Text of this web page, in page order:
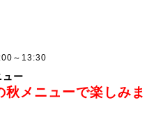
～13:30
ー
秋メニューで楽しみま